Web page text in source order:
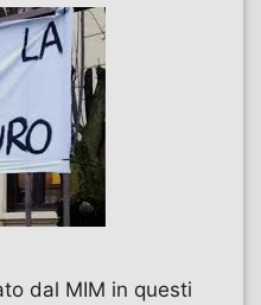
dal MIM in questi